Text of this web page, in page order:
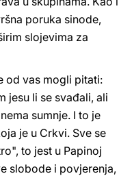
poruka sinode,
slojevima za
od vas mogli pitati:
jesu li se svađali, ali
sumnje. I to je
je u Crkvi. Sve se
to jest u Papinoj
slobode i povjerenja,